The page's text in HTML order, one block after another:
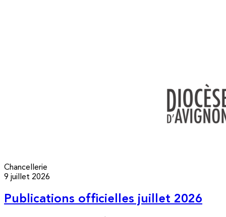
Chancellerie
9 juillet 2026
Publications officielles juillet 2026